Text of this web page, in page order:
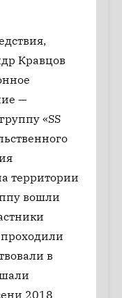
Кравцов
—
«SS
территории
вошли
в
2018